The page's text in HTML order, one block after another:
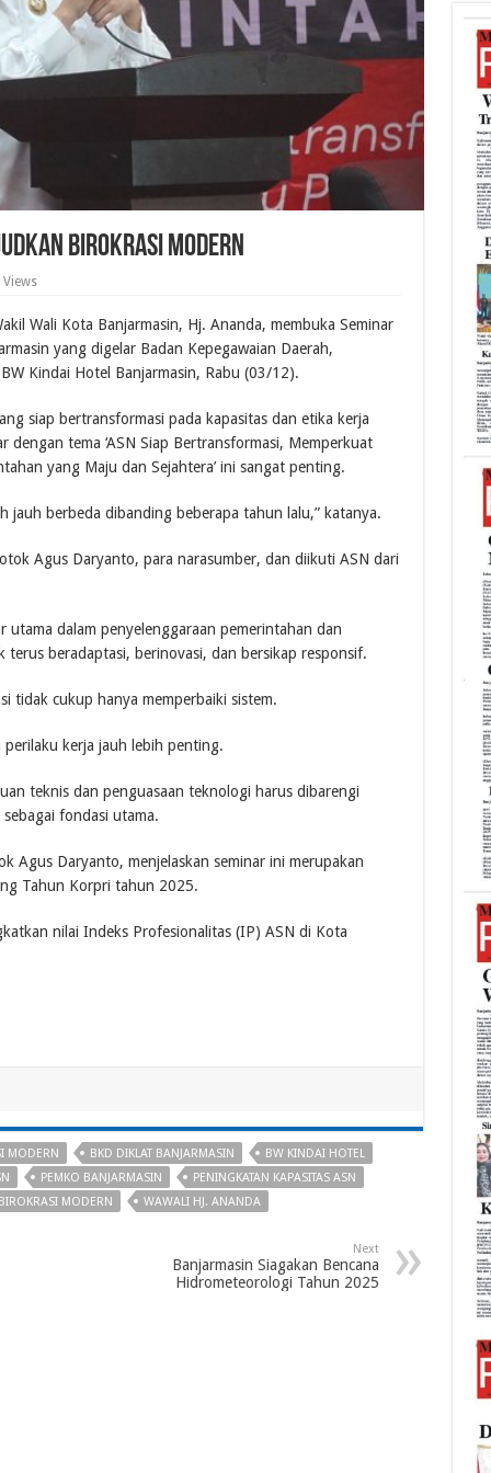
Birokrasi Modern
Wali Kota Banjarmasin, Hj. Ananda, membuka Seminar
yang digelar Badan Kepegawaian Daerah,
Kindai Hotel Banjarmasin, Rabu (03/12).
siap bertransformasi pada kapasitas dan etika kerja
dengan tema ‘ASN Siap Bertransformasi, Memperkuat
yang Maju dan Sejahtera’ ini sangat penting.
jauh berbeda dibanding beberapa tahun lalu,” katanya.
Agus Daryanto, para narasumber, dan diikuti ASN dari
utama dalam penyelenggaraan pemerintahan dan
beradaptasi, berinovasi, dan bersikap responsif.
tidak cukup hanya memperbaiki sistem.
kerja jauh lebih penting.
teknis dan penguasaan teknologi harus dibarengi
fondasi utama.
Agus Daryanto, menjelaskan seminar ini merupakan
Tahun Korpri tahun 2025.
nilai Indeks Profesionalitas (IP) ASN di Kota
MODERN BKD DIKLAT BANJARMASIN
BW KINDAI HOTEL
PEMKO BANJARMASIN
PENINGKATAN KAPASITAS ASN
MODERN
WAWALI HJ. ANANDA
Next
Banjarmasin Siagakan Bencana
Hidrometeorologi Tahun 2025